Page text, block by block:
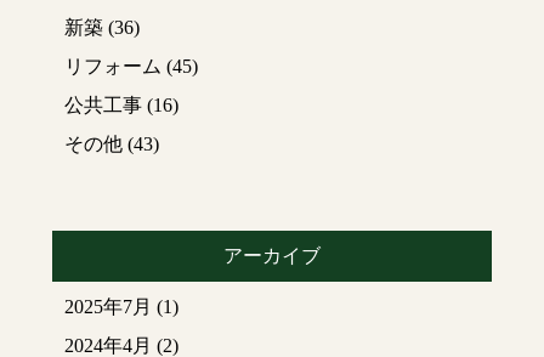
新築(36)
リフォーム (45)
公共工事(16)
その他(43)
アーカイブ
2025年7月 (1)
2024年4月 (2)